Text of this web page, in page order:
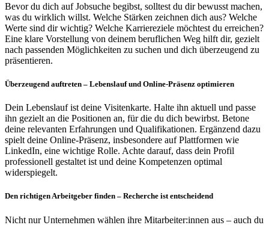
Bevor du dich auf Jobsuche begibst, solltest du dir bewusst machen,
was du wirklich willst. Welche Stärken zeichnen dich aus? Welche
Werte sind dir wichtig? Welche Karriereziele möchtest du erreichen?
Eine klare Vorstellung von deinem beruflichen Weg hilft dir, gezielt
nach passenden Möglichkeiten zu suchen und dich überzeugend zu
präsentieren.
Überzeugend auftreten – Lebenslauf und Online-Präsenz optimieren
Dein Lebenslauf ist deine Visitenkarte. Halte ihn aktuell und passe
ihn gezielt an die Positionen an, für die du dich bewirbst. Betone
deine relevanten Erfahrungen und Qualifikationen. Ergänzend dazu
spielt deine Online-Präsenz, insbesondere auf Plattformen wie
LinkedIn, eine wichtige Rolle. Achte darauf, dass dein Profil
professionell gestaltet ist und deine Kompetenzen optimal
widerspiegelt.
Den richtigen Arbeitgeber finden – Recherche ist entscheidend
Nicht nur Unternehmen wählen ihre Mitarbeiter:innen aus – auch du